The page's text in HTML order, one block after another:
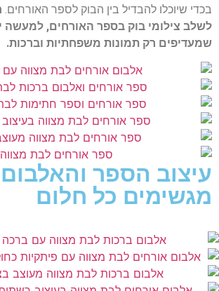
בכדי שיוכלו להבדיל בין הבוק לספר האורחים.
לשלב צילומי בוק בספר האורחים, למעשה
שמעדיפים רק תמונות משפחתיות וברכות.
עיצוב הספר
מגשימים כל חלום